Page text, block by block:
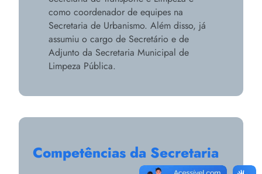
como coordenador de equipes na
Secretaria de Urbanismo. Além disso, já
assumiu o cargo de Secretário e de
Adjunto da Secretaria Municipal de
Limpeza Pública.
Competências da Secretaria